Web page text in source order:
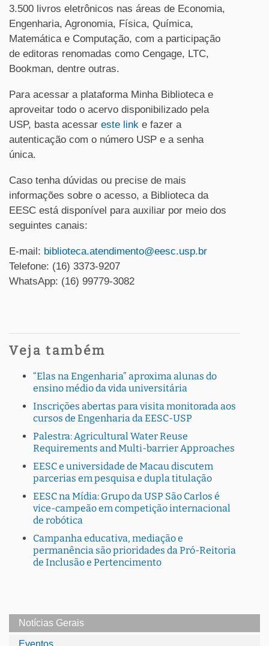
3.500 livros eletrônicos nas áreas de Economia,
Engenharia, Agronomia, Física, Química,
Matemática e Computação, com a participação
de editoras renomadas como Cengage, LTC,
Bookman, dentre outras.
Para acessar a plataforma Minha Biblioteca e
aproveitar todo o acervo disponibilizado pela
USP, basta acessar este link e fazer a
autenticação com o número USP e a senha
única.
Caso tenha dúvidas ou precise de mais
informações sobre o acesso, a Biblioteca da
EESC está disponível para auxiliar por meio dos
seguintes canais:
E-mail: biblioteca.atendimento@eesc.usp.br
Telefone: (16) 3373-9207
WhatsApp: (16) 99779-3082
Veja também
“Elas na Engenharia” aproxima alunas do
ensino médio da vida universitária
Inscrições abertas para visita monitorada aos
cursos de Engenharia da EESC-USP
Palestra: Agricultural Water Reuse
Requirements and Multi-barrier Approaches
EESC e universidade de Macau discutem
parcerias em pesquisa e dupla titulação
EESC na Mídia: Grupo da USP São Carlos é
vice-campeão em competição internacional
de robótica
Campanha educativa, mediação e
permanência são prioridades da Pró-Reitoria
de Inclusão e Pertencimento
Notícias Gerais
Eventos